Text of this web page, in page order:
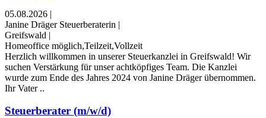
05.08.2026 |
Janine Dräger Steuerberaterin |
Greifswald |
Homeoffice möglich,Teilzeit,Vollzeit
Herzlich willkommen in unserer Steuerkanzlei in Greifswald! Wir
suchen Verstärkung für unser achtköpfiges Team. Die Kanzlei
wurde zum Ende des Jahres 2024 von Janine Dräger übernommen.
Ihr Vater ..
Steuerberater (m/w/d)